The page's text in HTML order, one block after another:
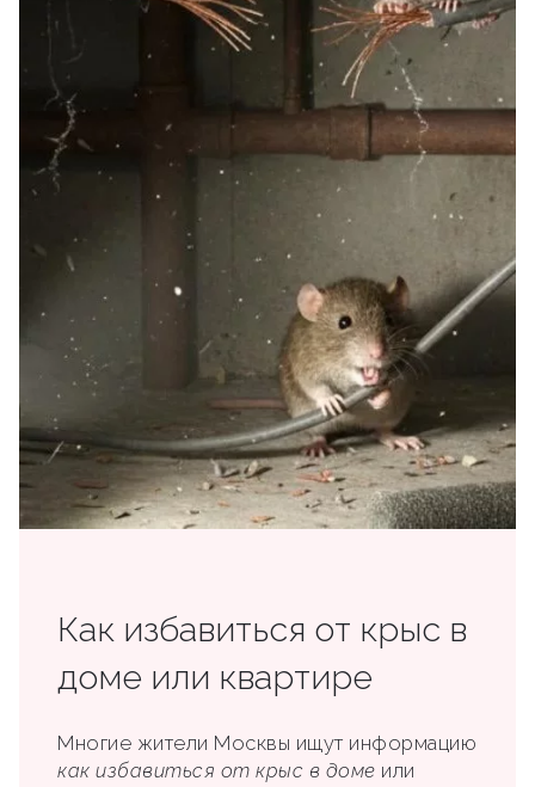
Как избавиться от крыс в
доме или квартире
Многие жители Москвы ищут информацию
как избавиться от крыс в доме или